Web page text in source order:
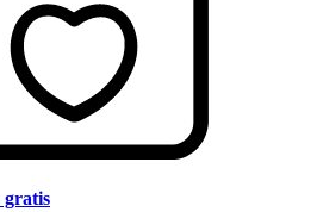
gratis